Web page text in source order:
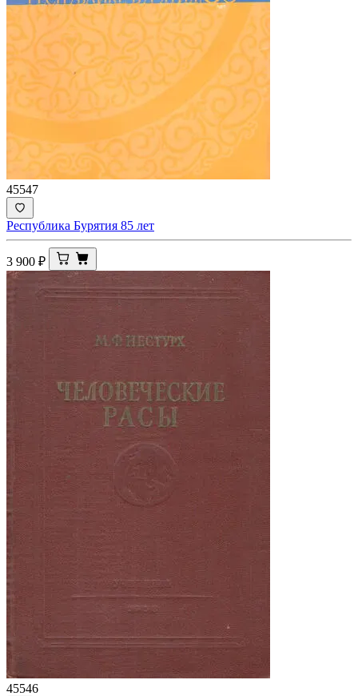
45547
Республика Бурятия 85 лет
3 900 ₽
45546